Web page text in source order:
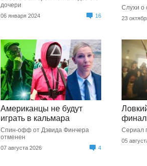
дочери
06 января 2024 16
Слухи о
23
Американцы не будут
играть в кальмара
Спин-офф от Дэвида Финчера
отменен
07 августа 2026 4
Сериал
05